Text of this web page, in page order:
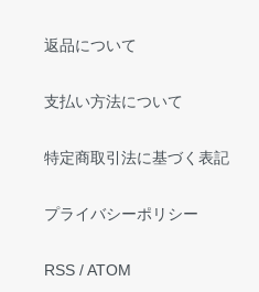
返品について
支払い方法について
特定商取引法に基づく表記
プライバシーポリシー
RSS /ATOM